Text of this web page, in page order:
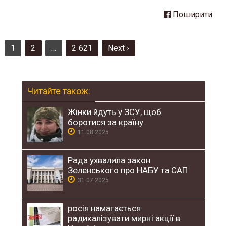
Поширити
Пагінація
1 2 … 2 621 Next ›
Читайте також:
Жінки йдуть у ЗСУ, щоб
боротися за країну
11.08.2025
Рада ухвалила закон
Зеленського про НАБУ та САП
31.07.2025
росія намагається
радикалізувати мирні акції в